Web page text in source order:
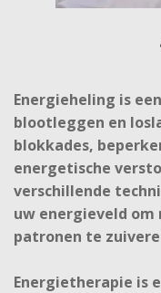
Energieheling is
blootleggen en
blokkades,
energetische
verschillende
uw energieveld om
patronen te
Energietherapie is